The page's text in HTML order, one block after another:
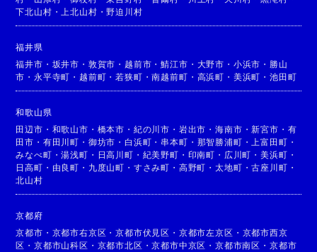
下北山村 ・ 上北山村 ・野迫川村
福井県
福井市 ・ 坂井市 ・ 敦賀市 ・ 越前市 ・鯖江市 ・ 大野市 ・ 小浜市 ・ 勝山
市 ・永平寺町 ・ 越前町 ・若狭町 ・南越前町 ・ 高浜町 ・ 美浜町 ・ 池田町
和歌山県
田辺市 ・ 和歌山市 ・ 橋本市 ・ 紀の川市 ・ 岩出市 ・海南市 ・新宮市 ・ 有
田市 ・ 有田川町 ・ 御坊市 ・ 白浜町 ・ 串本町 ・ 那智勝浦町 ・ 上富田町 ・
みなべ町 ・湯浅町 ・ 日高川町 ・ 紀美野町 ・ 印南町 ・ 広川町 ・美浜町 ・
日高町 ・ 由良町 ・ 九度山町 ・ すさみ町 ・ 高野町 ・太地町 ・古座川町 ・
北山村
京都府
京都市 ・ 京都市右京区 ・京都市伏見区 ・ 京都市左京区 ・ 京都市西京
区 ・京都市山科区 ・ 京都市北区 ・京都市中京区 ・京都市南区 ・ 京都市